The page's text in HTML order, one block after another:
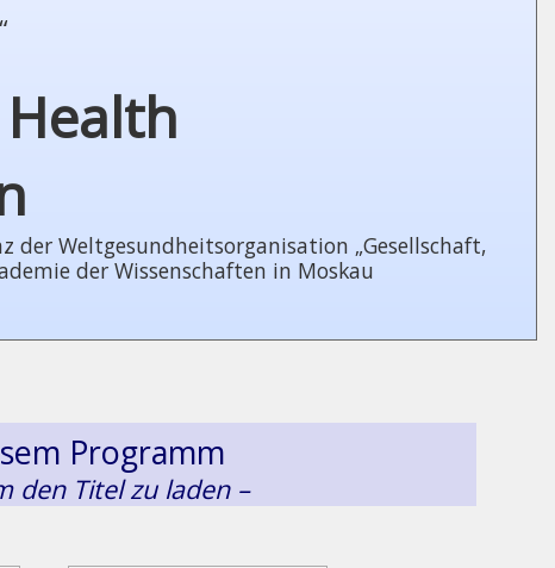
der Welt­ge­sund­heits­or­ga­ni­sa­tion „Gesellschaft,
der Wissenschaften in Moskau
Programm
den Titel zu laden –